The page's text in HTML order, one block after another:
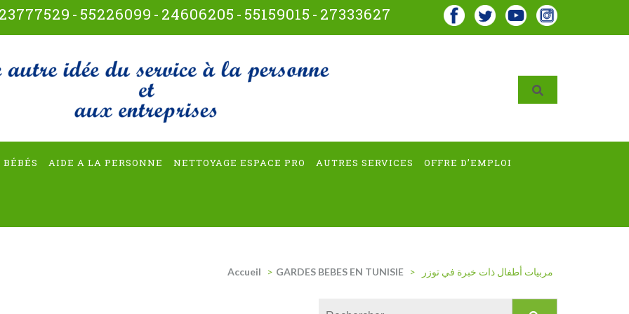
23777529 - 55226099 - 24606205 - 55159015 - 27333627
multiservices
BÉBÉS AIDE A LA PERSONNE NETTOYAGE ESPACE PRO AUTRES SERVICES OFFRE D’EMPLOI
Accueil > GARDES BEBES EN TUNISIE > مربيات أطفال ذات خبرة في توزر
Rechercher :